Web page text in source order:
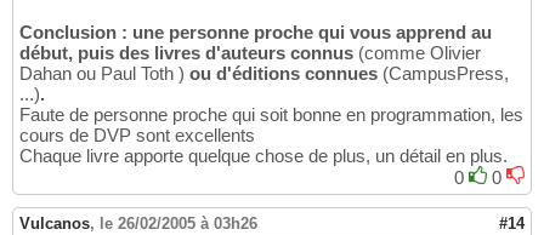
Conclusion : une personne proche qui vous apprend au
début, puis des livres d'auteurs connus (comme Olivier
Dahan ou Paul Toth ) ou d'éditions connues (CampusPress,
...).
Faute de personne proche qui soit bonne en programmation, les
cours de DVP sont excellents
Chaque livre apporte quelque chose de plus, un détail en plus.
0
0
Vulcanos, le 26/02/2005 à 03h26 #14